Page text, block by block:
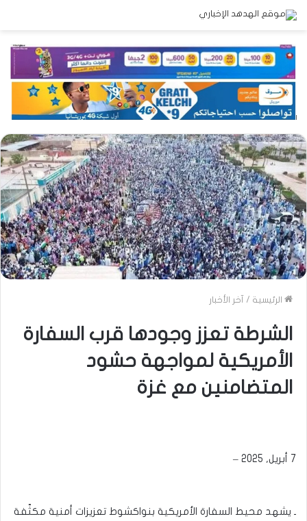
الرئيسية / آخر الأخبار
الشرطة تعزز وجودها قرب السفارة
الأمريكية لمواجهة حشود
المتضامنين مع غزة
7 أبريل, 2025 –
ـ يشهد محيط السفارة الأمريكية بنواكشوط تعزيزات أمنية مكثّفة